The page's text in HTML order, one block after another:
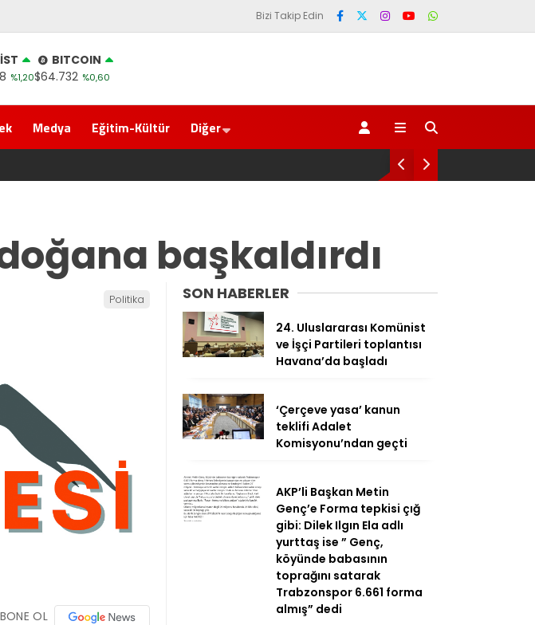
Bizi Takip Edin
%1,20
BITCOIN
$64.732 %0,60
Medya Eğitim-Kültür Diğer
geçti
başkaldırdı
Politika
OL
SON HABERLER
24. Uluslararası Komünist
ve İşçi Partileri toplantısı
Havana’da başladı
‘Çerçeve yasa’ kanun
teklifi Adalet
Komisyonu’ndan geçti
AKP’li Başkan Metin
Genç’e Forma tepkisi çığ
gibi: Dilek Ilgın Ela adlı
yurttaş ise ” Genç,
köyünde babasının
toprağını satarak
Trabzonspor 6.661 forma
almış” dedi